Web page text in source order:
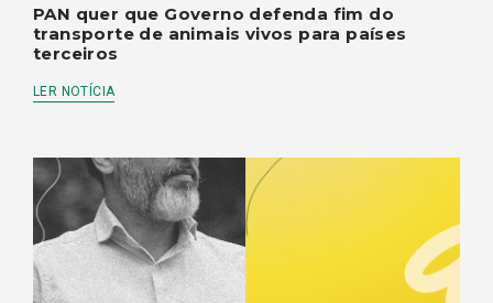
PAN quer que Governo defenda fim do
transporte de animais vivos para países
terceiros
LER NOTÍCIA